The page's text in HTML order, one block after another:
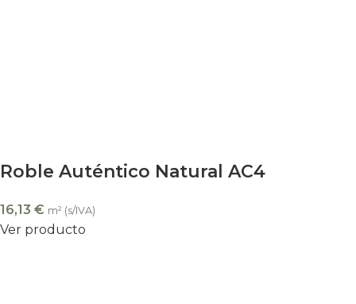
Roble Auténtico Natural AC4
16,13 € m² (s/IVA)
Ver producto